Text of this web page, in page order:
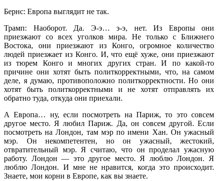
Бернс: Европа выглядит не так.
Трамп: Наоборот. Да. Э-э… э-э, нет. Из Европы они
приезжают со всех уголков мира. Не только с Ближнего
Востока, они приезжают из Конго, огромное количество
людей приезжает из Конго. И, что ещё хуже, они приезжают
из тюрем Конго и многих других стран. И по какой-то
причине они хотят быть политкорректными, что, на самом
деле, я думаю, противоположно политкорректности. Но они
хотят быть политкорректными и не хотят отправлять их
обратно туда, откуда они приехали.
А Европа… ну, если посмотреть на Париж, то это совсем
другое место. Я любил Париж. Да, он совсем другой. Если
посмотреть на Лондон, там мэр по имени Хан. Он ужасный
мэр. Он некомпетентен, но он ужасный, жестокий,
отвратительный мэр. Я считаю, что он проделал ужасную
работу. Лондон — это другое место. Я люблю Лондон. Я
люблю Лондон. И мне не нравится, когда это происходит.
Знаете, мои корни в Европе, как вы знаете.